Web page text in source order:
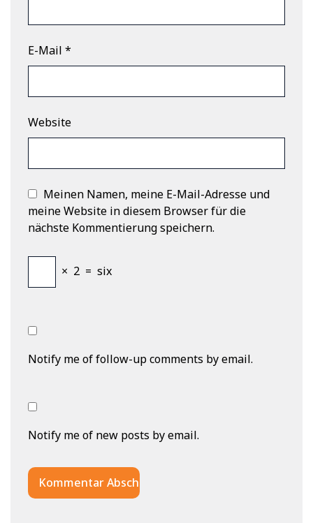
E-Mail *
Website
Meinen Namen, meine E-Mail-Adresse und
meine Website in diesem Browser für die
nächste Kommentierung speichern.
× 2 = six
Notify me of follow-up comments by email.
Notify me of new posts by email.